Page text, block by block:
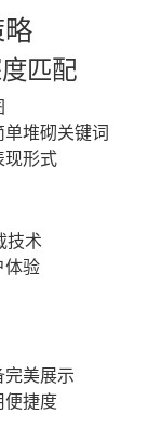
匹配
堆砌关键词
现形式
技术
体验
美展示
便捷度